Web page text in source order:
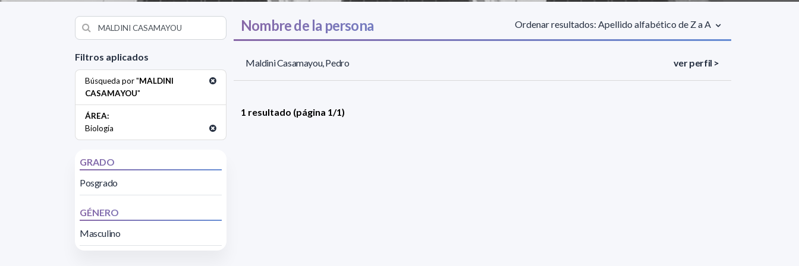
Filtros aplicados
Búsqueda por "MALDINI
CASAMAYOU"
ÁREA:
Biología
GRADO
Posgrado
GÉNERO
Masculino
Nombre de la persona Ordenar resultados: Apellido alfabético de Z a A
Maldini Casamayou, Pedro ver perfil >
1 resultado (página 1/1)